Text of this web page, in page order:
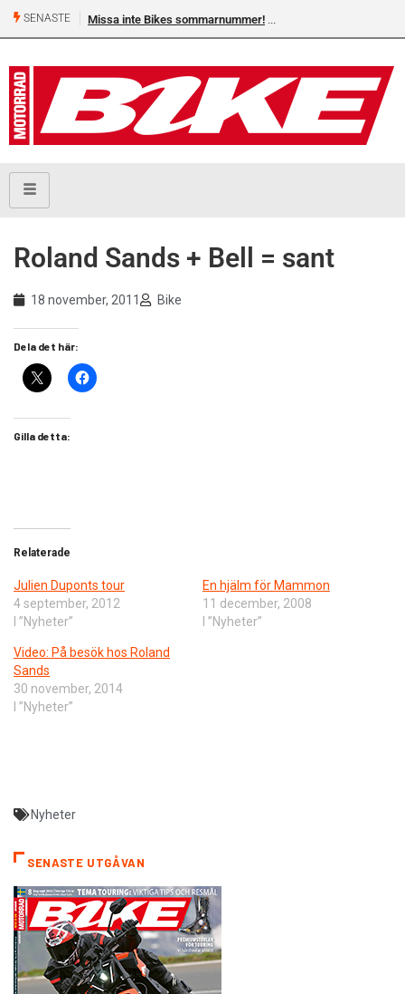
SENASTE Missa inte Bikes sommarnummer!
Roland Sands + Bell = sant
18 november, 2011 Bike
Dela det här:
Gilla detta:
Relaterade
Julien Duponts tour
4 september, 2012
I ”Nyheter”
En hjälm för Mammon
11 december, 2008
I ”Nyheter”
Video: På besök hos Roland
Sands
30 november, 2014
I ”Nyheter”
Nyheter
SENASTE UTGÅVAN